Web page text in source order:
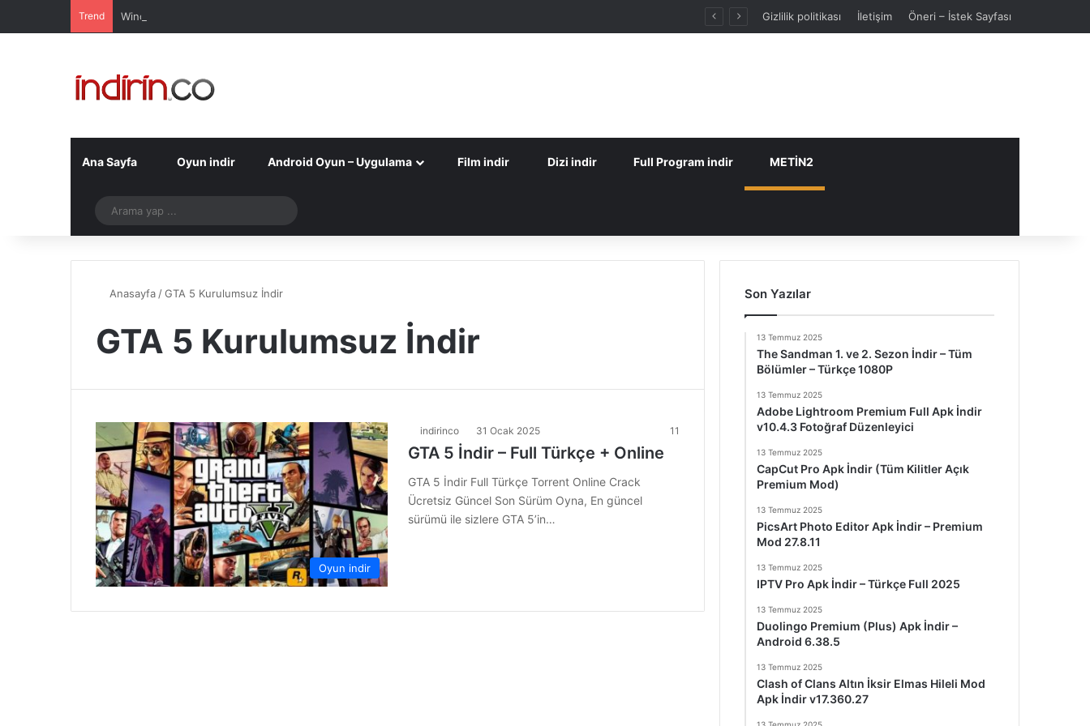
Trend Windows 10 Pro indir – Türkçe – Güncel 2025 Gizlilik politikası İletişim Öneri – İstek Sayfası
Ana Sayfa Oyun indir Android Oyun – Uygulama Film indir Dizi indir Full Program indir METİN2
Telegram
yap
Anasayfa /GTA 5 Kurulumsuz İndir
GTA 5 Kurulumsuz İndir
Oyun indir
indirinco 31 Ocak 2025 11
GTA 5 İndir – Full Türkçe + Online
GTA 5 İndir Full Türkçe Torrent Online Crack
Ücretsiz Güncel Son Sürüm Oyna, En güncel
sürümü ile sizlere GTA 5’in…
Son Yazılar
13 Temmuz 2025
The Sandman 1. ve 2. Sezon İndir – Tüm
Bölümler – Türkçe 1080P
13 Temmuz 2025
Adobe Lightroom Premium Full Apk İndir
v10.4.3 Fotoğraf Düzenleyici
13 Temmuz 2025
CapCut Pro Apk İndir (Tüm Kilitler Açık
Premium Mod)
13 Temmuz 2025
PicsArt Photo Editor Apk İndir – Premium
Mod 27.8.11
13 Temmuz 2025
IPTV Pro Apk İndir – Türkçe Full 2025
13 Temmuz 2025
Duolingo Premium (Plus) Apk İndir –
Android 6.38.5
13 Temmuz 2025
Clash of Clans Altın İksir Elmas Hileli Mod
Apk İndir v17.360.27